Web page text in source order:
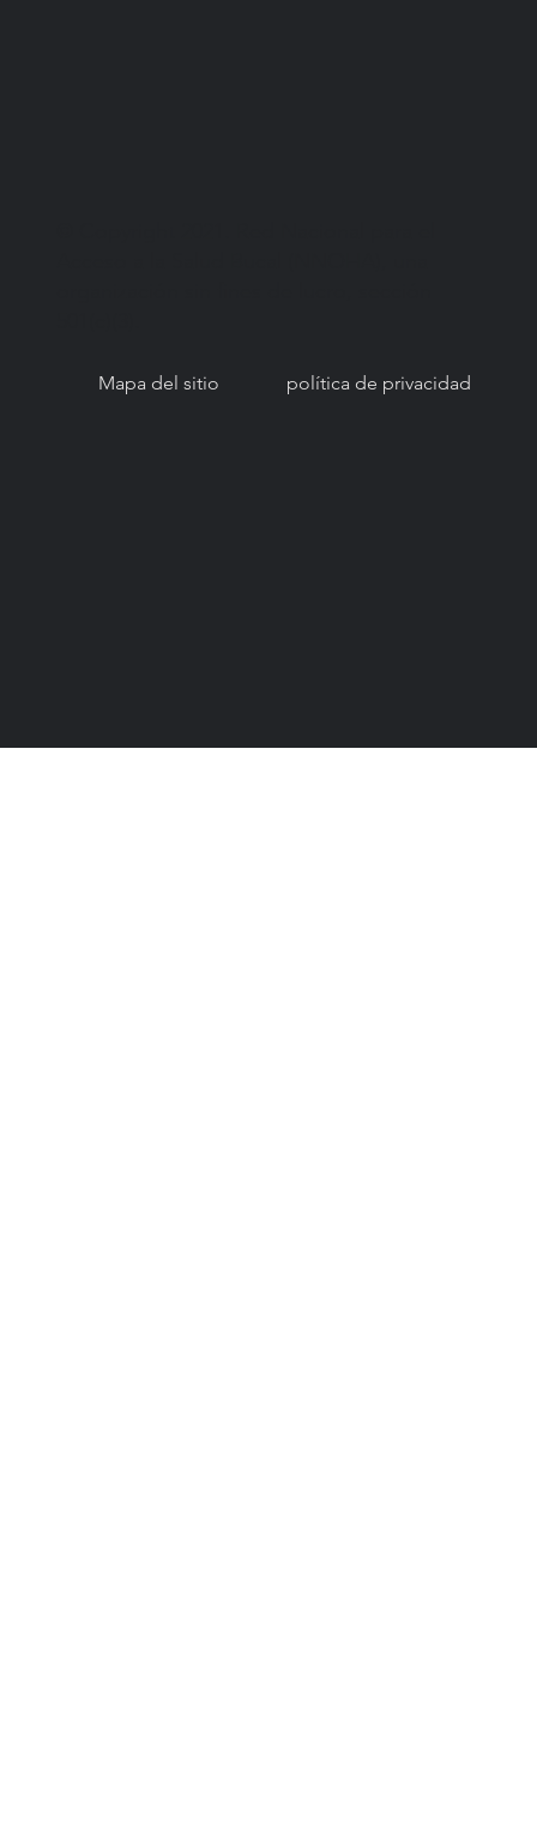
Mapa del sitio política de privacidad